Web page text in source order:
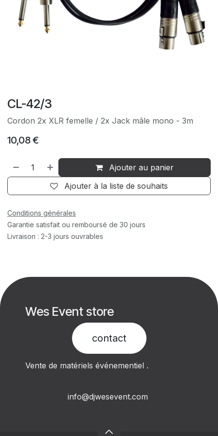
CL-42/3
Cordon 2x XLR femelle / 2x Jack mâle mono - 3m
10,08€
Ajouter au panier
Ajouter à la liste de souhaits
Conditions générales
Garantie satisfait ou remboursé de 30 jours
Livraison : 2-3 jours ouvrables
Wes Event store
contact​
Vente de matériels événementiel .
info@djwesevent.com